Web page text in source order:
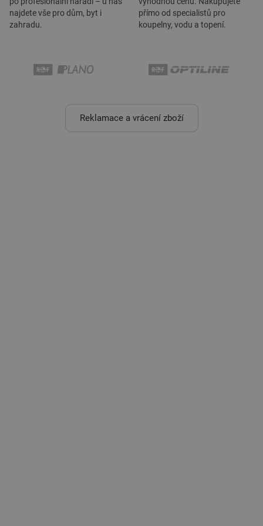
najdete vše pro dům, byt i
zahradu.
přímo od specialistů pro
koupelny, vodu a topení.
Reklamace a vrácení zboží